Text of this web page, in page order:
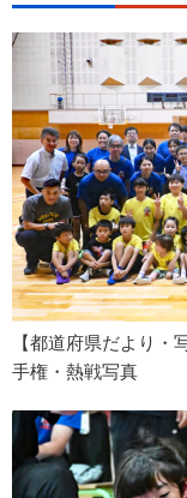
【都道府県だより・
手権・熱戦写真